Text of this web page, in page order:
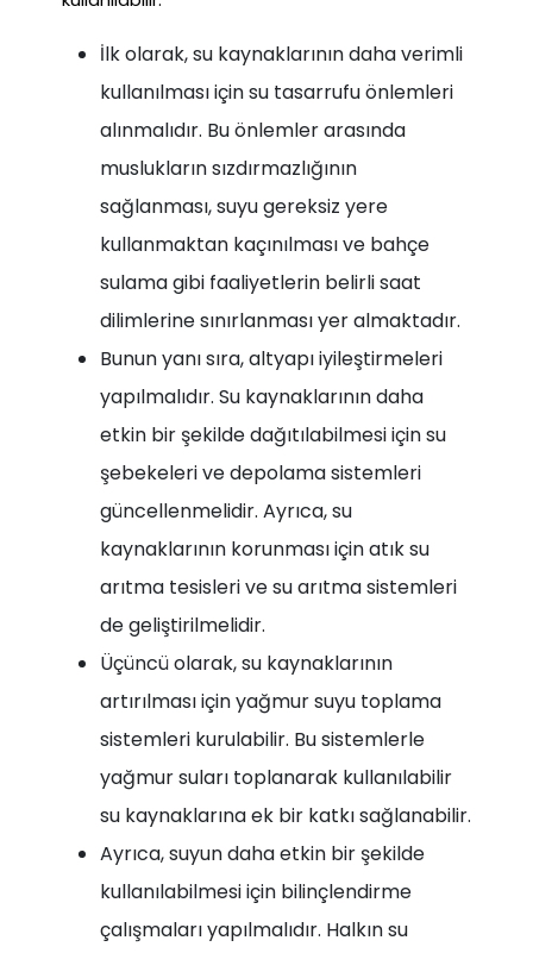
İlk olarak, su kaynaklarının daha verimli
kullanılması için su tasarrufu önlemleri
alınmalıdır. Bu önlemler arasında
muslukların sızdırmazlığının
sağlanması, suyu gereksiz yere
kullanmaktan kaçınılması ve bahçe
sulama gibi faaliyetlerin belirli saat
dilimlerine sınırlanması yer almaktadır.
Bunun yanı sıra, altyapı iyileştirmeleri
yapılmalıdır. Su kaynaklarının daha
etkin bir şekilde dağıtılabilmesi için su
şebekeleri ve depolama sistemleri
güncellenmelidir. Ayrıca, su
kaynaklarının korunması için atık su
arıtma tesisleri ve su arıtma sistemleri
de geliştirilmelidir.
Üçüncü olarak, su kaynaklarının
artırılması için yağmur suyu toplama
sistemleri kurulabilir. Bu sistemlerle
yağmur suları toplanarak kullanılabilir
su kaynaklarına ek bir katkı sağlanabilir.
Ayrıca, suyun daha etkin bir şekilde
kullanılabilmesi için bilinçlendirme
çalışmaları yapılmalıdır. Halkın su